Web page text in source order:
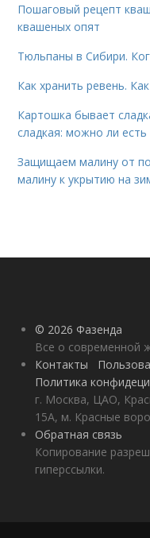
Пошаговый рецепт
квашеных опят
Тюльпаны в Сибири.
Как хранить ревень.
Картошка бывает
сладкая: можно ли есть
Защищаем малину от
малину к укрытию на
© 2026 Фазенда
Все о современной
Контакты
Политика
г. Москва, ЦАО,
15А, м. Красные
Обратная связь
Копирование
гиперссылки.